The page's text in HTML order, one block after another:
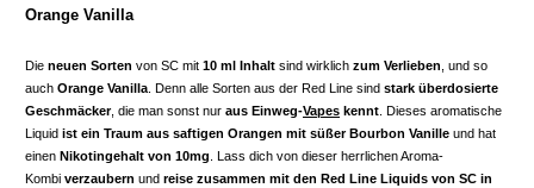
Orange Vanilla
Die neuen Sorten von SC mit 10 ml Inhalt sind wirklich zum Verlieben , und so
auch Orange Vanilla . Denn alle Sorten aus der Red Line sind stark überdosierte
Geschmäcker, die man sonst nur aus Einweg-Vapes kennt . Dieses aromatische
Liquid ist ein Traum aus saftigen Orangen mit süßer Bourbon Vanille und hat
einen Nikotingehalt von 10mg . Lass dich von dieser herrlichen Aroma-
Kombi verzaubern und reise zusammen mit den Red Line Liquids von SC in